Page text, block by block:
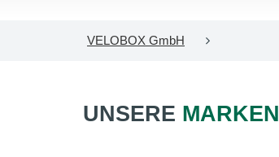
VELOBOX GmbH
UNSERE MARKEN